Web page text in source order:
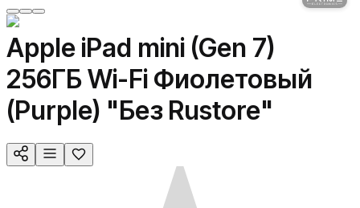
Apple iPad mini (Gen 7)
256ГБ Wi-Fi Фиолетовый
(Purple) "Без Rustore"